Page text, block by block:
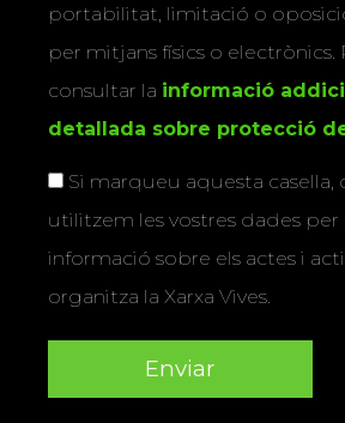
portabilitat, limitació o
per mitjans físics o electrònics.
consultar la informació
detallada sobre protecció
Si marqueu aquesta
utilitzem les vostres dades per
informació sobre els actes i
organitza la Xarxa Vives.